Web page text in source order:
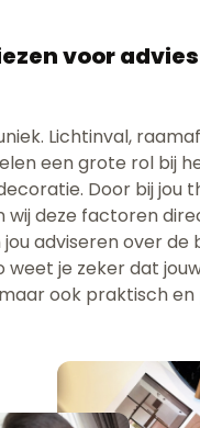
voor
Lichtinval,
een grote rol bij
Door bij jou
wij deze factoren
adviseren over de
weet je zeker dat
ook praktisch en